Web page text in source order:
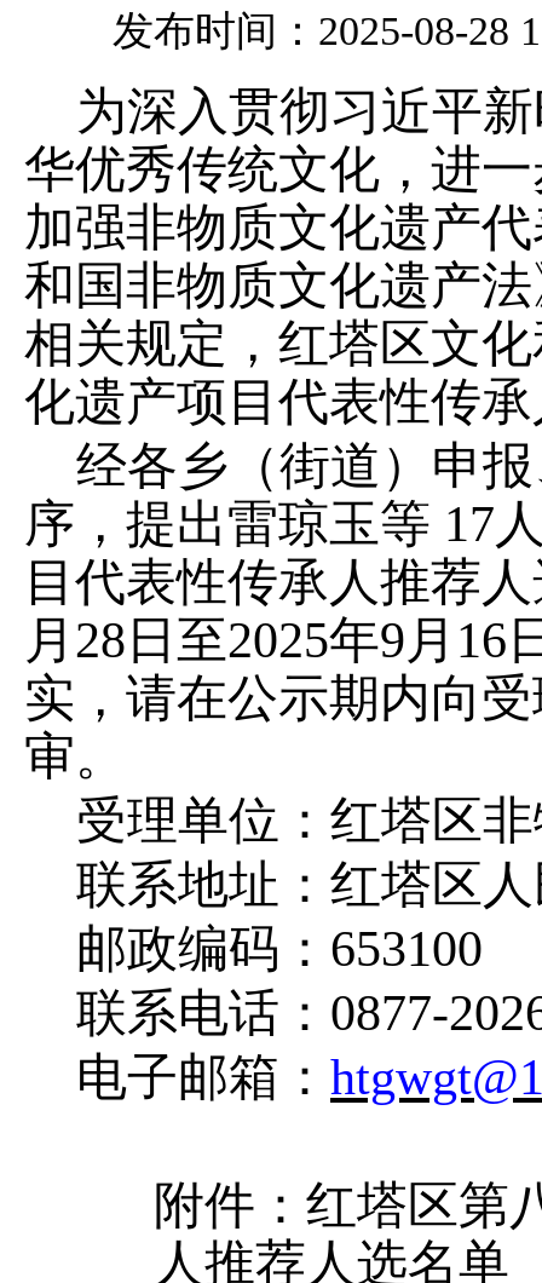
发布时间：2025-08-28
为深入贯彻习近平
华优秀传统文化，进
加强非物质文化遗产
和国非物质文化遗产
相关规定， 红塔区文
化遗产项目代表性传
经各乡 （街道） 申
序， 提出雷琼玉等 17
目代表性传承人推荐
月 28 日 至2025年9月 16
实，请在公示期内向
审。
受理单位：红塔区
联系地址：红塔区
邮政编码： 653100
联系电话： 0877-
电子邮箱：
附件：红塔区第
人推荐人选名单